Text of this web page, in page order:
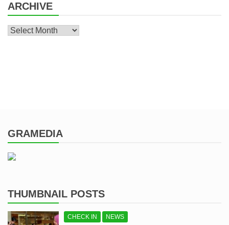
ARCHIVE
Archive
GRAMEDIA
THUMBNAIL POSTS
CHECK IN NEWS